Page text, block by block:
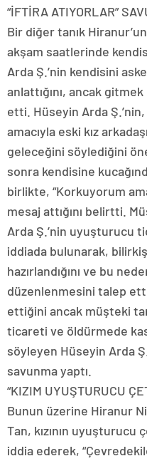
“İFTİRA ATIYORLAR”
Bir diğer tanık
akşam saatlerinde
Arda Ş.’nin kendisini
anlattığını, ancak
etti. Hüseyin Arda Ş.’nin,
amacıyla eski kız
geleceğini söylediğini
sonra kendisine
birlikte, “Korkuyorum
mesaj attığını belirtti.
Arda Ş.’nin uyuşturucu
iddiada bulunarak,
hazırlandığını ve bu
düzenlenmesini talep
ettiğini ancak müşteki
ticareti ve öldürmede
söyleyen Hüseyin Arda
savunma yaptı.
“KIZIM UYUŞTURUCU
Bunun üzerine Hiranur
Tan, kızının
iddia ederek,